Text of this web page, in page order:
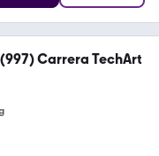
(997) Carrera TechArt